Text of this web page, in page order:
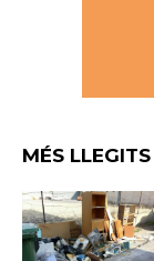
MÉS LLEGITS